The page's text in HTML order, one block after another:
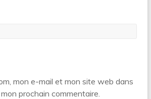
mon e-mail et mon site web dans
prochain commentaire.